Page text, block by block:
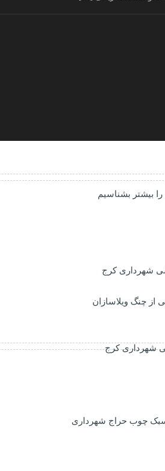
را بیشتر بشناسیم
شهرداری کرج
شهرداری کرج
سبک چوب حراج شهرداری